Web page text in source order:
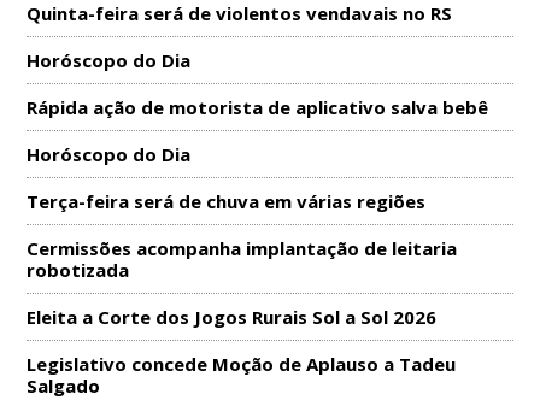
Quinta-feira será de violentos vendavais no RS
Horóscopo do Dia
Rápida ação de motorista de aplicativo salva bebê
Horóscopo do Dia
Terça-feira será de chuva em várias regiões
Cermissões acompanha implantação de leitaria
robotizada
Eleita a Corte dos Jogos Rurais Sol a Sol 2026
Legislativo concede Moção de Aplauso a Tadeu
Salgado